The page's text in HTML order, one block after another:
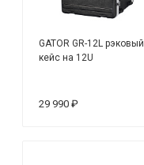
GATOR GR-12L рэковый
кейс на 12U
29 990 ₽